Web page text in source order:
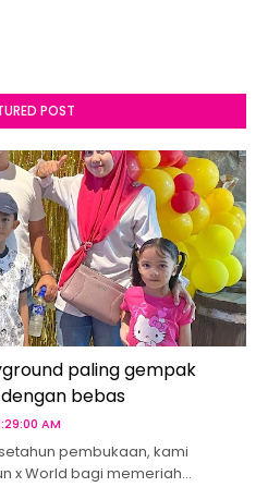
POST
paling gempak
bebas
AM
pembukaan, kami
x World bagi memeriah…